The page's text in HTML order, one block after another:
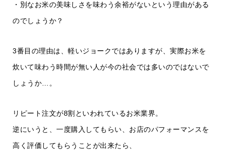
・別なお米の美味しさを味わう余裕がないという理由がある
のでしょうか？
3番目の理由は、軽いジョークではありますが、実際お米を
炊いて味わう時間が無い人が今の社会では多いのではないで
しょうか…。
リピート注文が8割といわれているお米業界。
逆にいうと、一度購入してもらい、お店のパフォーマンスを
高く評価してもらうことが出来たら、